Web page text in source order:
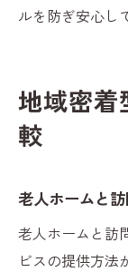
ルを防ぎ安心し
地域密着
較
老人ホームと
老人ホームと訪
ビスの提供方法